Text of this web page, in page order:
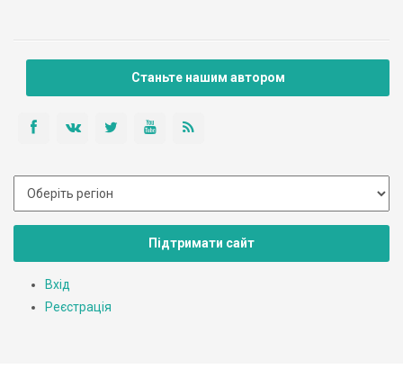
Станьте нашим автором
Підтримати сайт
Вхід
Реєстрація